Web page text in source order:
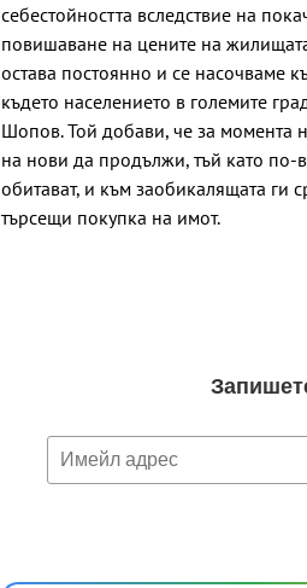
себестойността вследствие на
повишаване на цените на
остава постоянно и се насочваме
където населението в големите
Шопов. Той добави, че за момента
на нови да продължи, тъй като по-
обитават, и към заобикалящата ги
търсещи покупка на имот.